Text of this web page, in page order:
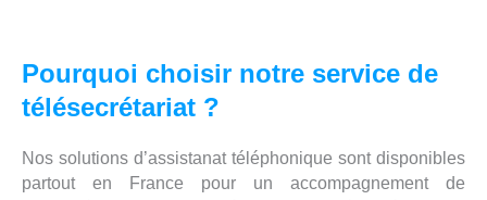
Pourquoi choisir notre service de
télésecrétariat ?
Nos solutions d’assistanat téléphonique sont disponibles
partout en France pour un accompagnement de